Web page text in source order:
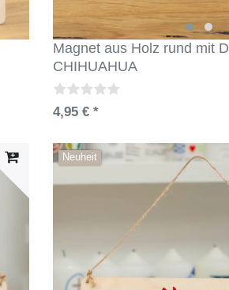
Magnet aus Holz rund mit
CHIHUAHUA
4,95 € *
Neuheit